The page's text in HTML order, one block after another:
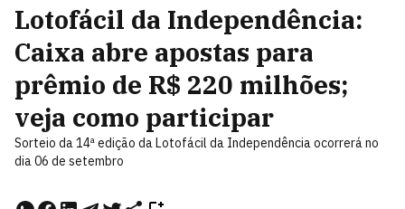
Lotofácil da Independência:
Caixa abre apostas para
prêmio de R$ 220 milhões;
veja como participar
Sorteio da 14ª edição da Lotofácil da Independência ocorrerá no
dia 06 de setembro